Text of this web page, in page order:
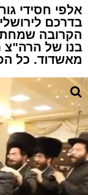
אלפי חסידי
בדרכם
הקרובה
בנו של הרה"צ
מאשדוד. כל